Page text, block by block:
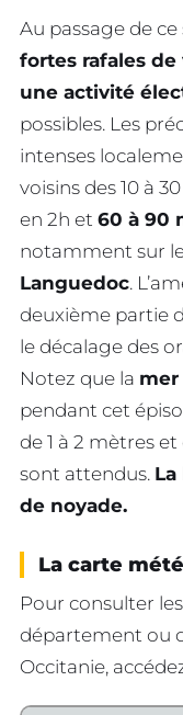
Au passage de
fortes rafales
une activité
possibles. Les
intenses
voisins des 10 à
en 2h et 60 à 90
notamment sur
Languedoc.
deuxième partie
le décalage des
Notez que la mer
pendant cet
de 1 à 2 mètres
sont attendus.
de noyade.
La carte
Pour consulter
département ou
Occitanie,